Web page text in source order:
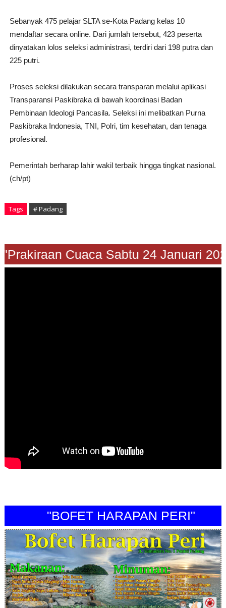
Sebanyak 475 pelajar SLTA se-Kota Padang kelas 10
mendaftar secara online. Dari jumlah tersebut, 423 peserta
dinyatakan lolos seleksi administrasi, terdiri dari 198 putra dan
225 putri.
Proses seleksi dilakukan secara transparan melalui aplikasi
Transparansi Paskibraka di bawah koordinasi Badan
Pembinaan Ideologi Pancasila. Seleksi ini melibatkan Purna
Paskibraka Indonesia, TNI, Polri, tim kesehatan, dan tenaga
profesional.
Pemerintah berharap lahir wakil terbaik hingga tingkat nasional.
(ch/pt)
Tags # Padang
Cuaca Sabtu 24 Januari
"BOFET HARAPAN PERI"